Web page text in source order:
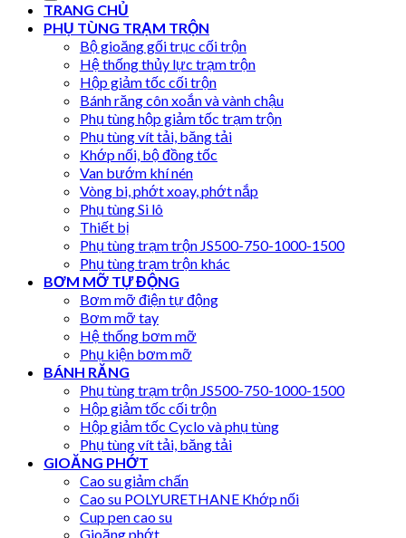
TRANG CHỦ
PHỤ TÙNG TRẠM TRỘN
Bộ gioăng gối trục cối trộn
Hệ thống thủy lực trạm trộn
Hộp giảm tốc cối trộn
Bánh răng côn xoắn và vành chậu
Phụ tùng hộp giảm tốc trạm trộn
Phụ tùng vít tải, băng tải
Khớp nối, bộ đồng tốc
Van bướm khí nén
Vòng bi, phớt xoay, phớt nắp
Phụ tùng Si lô
Thiết bị
Phụ tùng trạm trộn JS500-750-1000-1500
Phụ tùng trạm trộn khác
BƠM MỠ TỰ ĐỘNG
Bơm mỡ điện tự động
Bơm mỡ tay
Hệ thống bơm mỡ
Phụ kiện bơm mỡ
BÁNH RĂNG
Phụ tùng trạm trộn JS500-750-1000-1500
Hộp giảm tốc cối trộn
Hộp giảm tốc Cyclo và phụ tùng
Phụ tùng vít tải, băng tải
GIOĂNG PHỚT
Cao su giảm chấn
Cao su POLYURETHANE Khớp nối
Cup pen cao su
Gioăng phớt